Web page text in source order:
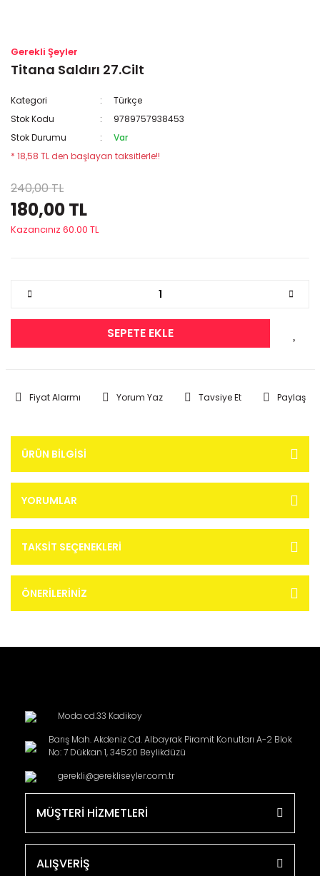
Gerekli Şeyler
Titana Saldırı 27.Cilt
Kategori
Türkçe
Stok Kodu
9789757938453
Stok Durumu
Var
* 18,58 TL den başlayan taksitlerle!!
240,00 TL
180,00 TL
Kazancınız 60.00 TL
SEPETE EKLE
Fiyat Alarmı Yorum Yaz Tavsiye Et Paylaş
ÜRÜN BILGISI
YORUMLAR
TAKSIT SEÇENEKLERI
ÖNERILERINIZ
Moda cd.33 Kadikoy
Barış Mah. Akdeniz Cd. Albayrak Piramit Konutları A-2 Blok
No: 7 Dükkan 1, 34520 Beylikdüzü
gerekli@gerekliseyler.com.tr
MÜŞTERİ HİZMETLERİ
ALIŞVERİŞ